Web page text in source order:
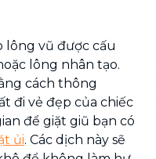
lông vũ được cấu
lông nhân tạo.
cách thông
đi vẻ đẹp của chiếc
để giặt giũ bạn có
ủi. Các dịch này sẽ